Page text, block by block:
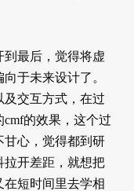
最后，觉得将虚
于未来设计了。
交互方式，在过
的效果，这个过
甘心，觉得都到研
拉开差距，就想把
在短时间里去学相